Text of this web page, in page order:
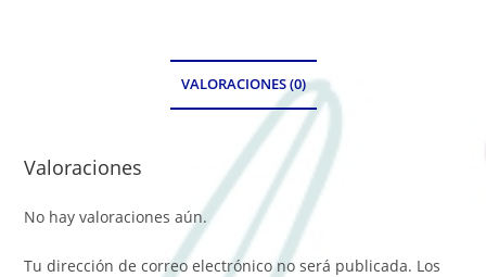
VALORACIONES (0)
Valoraciones
No hay valoraciones aún.
Tu dirección de correo electrónico no será publicada. Los